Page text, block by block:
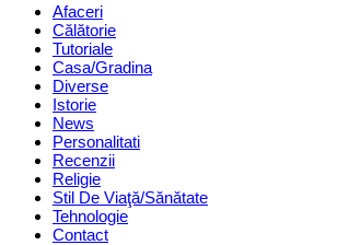
Menu Afaceri
Călătorie
Tutoriale
Casa/Gradina
Diverse
Istorie
News
Personalitati
Recenzii
Religie
Stil De Viaţă/Sănătate
Tehnologie
Contact